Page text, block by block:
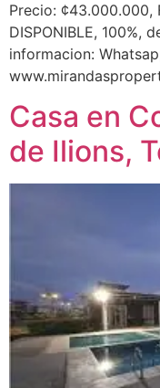
Precio: ¢43.000.000,
DISPONIBLE, 100%,
informacion:
Casa en
de Ilions,